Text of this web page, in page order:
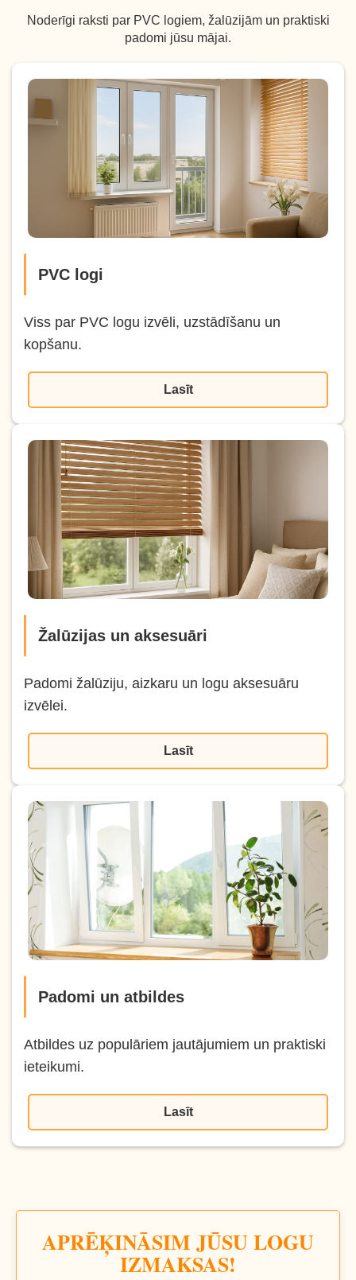
Noderīgi raksti par PVC logiem, žalūzijām un praktiski
padomi jūsu mājai.
PVC logi
Viss par PVC logu izvēli, uzstādīšanu un
kopšanu.
Lasīt
Žalūzijas un aksesuāri
Padomi žalūziju, aizkaru un logu aksesuāru
izvēlei.
Lasīt
Padomi un atbildes
Atbildes uz populāriem jautājumiem un praktiski
ieteikumi.
Lasīt
APRĒĶINĀSIM JŪSU LOGU
IZMAKSAS!